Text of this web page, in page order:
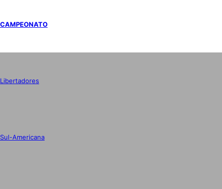
CAMPEONATO
Libertadores
Sul-Americana